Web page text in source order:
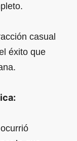
casual
éxito que